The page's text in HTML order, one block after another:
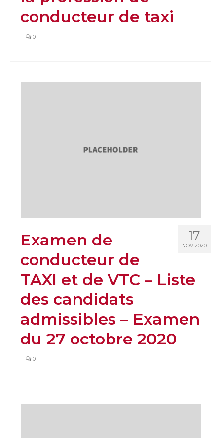
conducteur de taxi
| 0
17
NOV 2020
Examen de
conducteur de
TAXI et de VTC – Liste
des candidats
admissibles – Examen
du 27 octobre 2020
| 0